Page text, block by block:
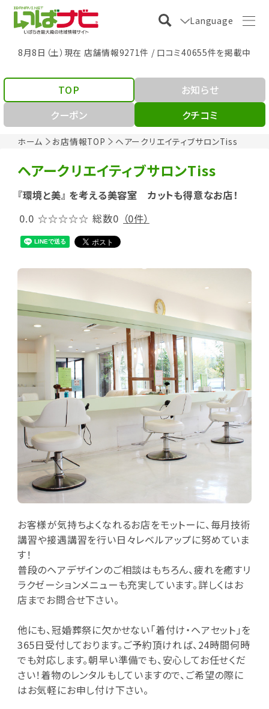
Language
8月8日（土）現在 店舗情報9271件 / 口コミ40655件を掲載中
ホーム お店情報TOP ヘアークリエイティブサロンTiss
TOP
お知らせ
クーポン
クチコミ
ヘアークリエイティブサロンTiss
『環境と美』 を考える美容室 カットも得意なお店！
0.0 ☆☆☆☆☆ 総数0 （0件）
お客様が気持ちよくなれるお店をモットーに、毎月技術
講習や接遇講習を行い日々レベルアップに努めていま
す！
普段のヘアデザインのご相談はもちろん、疲れを癒すリ
ラクゼーションメニューも充実しています。詳しくはお
店までお問合せ下さい。
他にも、冠婚葬祭に欠かせない「着付け・ヘアセット」を
365日受付しております。ご予約頂ければ、24時間何時
でも対応します。朝早い準備でも、安心してお任せくだ
さい！着物のレンタルもしていますので、ご希望の際に
はお気軽にお申し付け下さい。